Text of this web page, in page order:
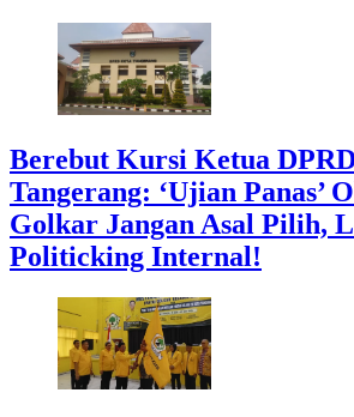
Berebut Kursi Ketua
Tangerang: ‘Ujian Panas’
Golkar Jangan Asal Pilih,
Politicking Internal!